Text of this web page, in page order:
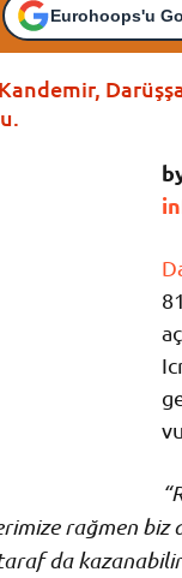
Eurohoops'u
rağmen
da